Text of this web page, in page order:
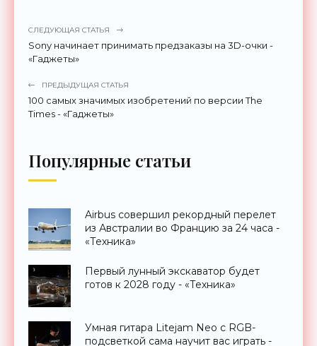
СЛЕДУЮЩАЯ СТАТЬЯ
Sony начинает принимать предзаказы на 3D-очки -
«Гаджеты»
ПРЕДЫДУЩАЯ СТАТЬЯ
100 самых значимых изобретений по версии The
Times - «Гаджеты»
Популярные статьи
Airbus совершил рекордный перелет
из Австралии во Францию за 24 часа -
«Техника»
Первый лунный экскаватор будет
готов к 2028 году - «Техника»
Умная гитара Litejam Neo с RGB-
подсветкой сама научит вас играть -